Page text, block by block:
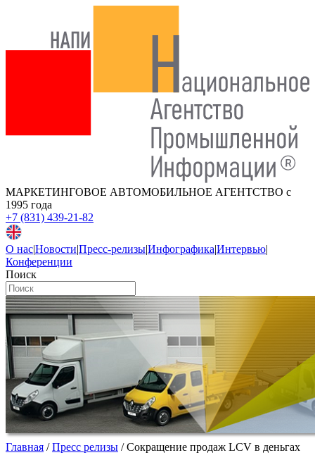
МАРКЕТИНГОВОЕ АВТОМОБИЛЬНОЕ АГЕНТСТВО с
1995 года
+7 (831) 439-21-82
О нас|Новости|Пресс-релизы|Инфографика|Интервью|
Конференции
Поиск
Главная /Пресс релизы /Сокращение продаж LCV в деньгах